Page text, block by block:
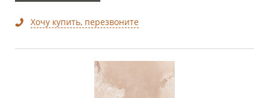
Хочу купить, перезвоните